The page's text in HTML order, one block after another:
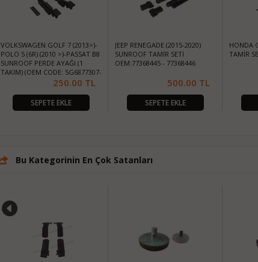
VOLKSWAGEN GOLF 7 (2013>)-
POLO 5 (6R) (2010 >)-PASSAT B8
SUNROOF PERDE AYAĞI (1
TAKIM) (OEM CODE: 5G6877307-
250.00 TL
SEPETE EKLE
JEEP RENEGADE (2015-2020)
SUNROOF TAMİR SETİ
OEM:77368445 - 77368446
500.00 TL
SEPETE EKLE
HONDA
TAMİR
Bu Kategorinin En Çok Satanları